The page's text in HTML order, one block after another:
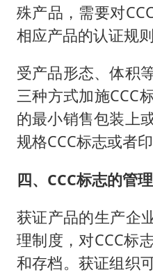
殊产品，需要对
相应产品的认证规
受产品形态、体积
三种方式加施CCC
的最小销售包装上
规格CCC标志或者
四、CCC标志的管理
获证产品的生产企
理制度，对CCC标
和存档。获证组织